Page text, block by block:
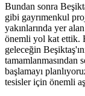
Bundan sonra
gibi gayrımenkul
yakınlarında yer
önemli yol kat ettik.
geleceğin
tamamlanmasından
başlamayı
tesisler için önemli